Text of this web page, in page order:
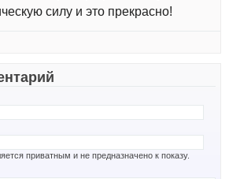
силу и это прекрасно!
приватным и не предназначено к показу.